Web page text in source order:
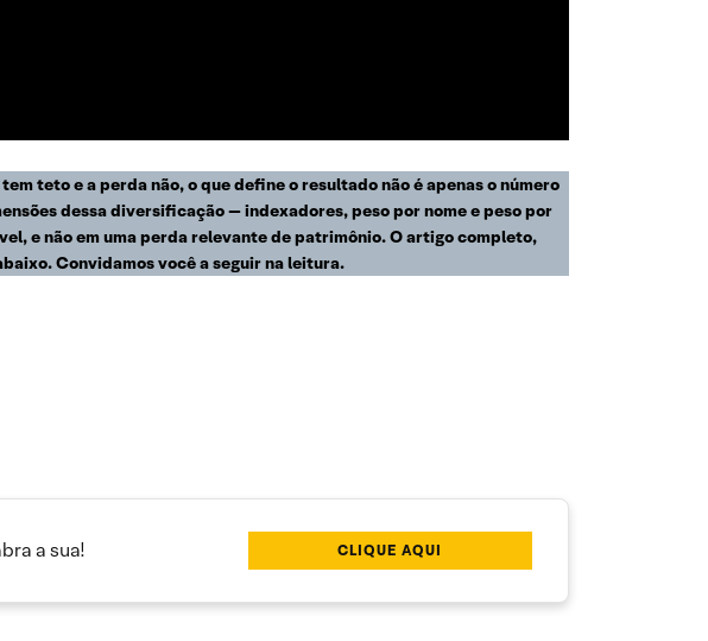
teto e a perda não, o que define o resultado não é apenas o número
dessa diversificação — indexadores, peso por nome e peso por
e não em uma perda relevante de patrimônio. O artigo completo,
Convidamos você a seguir na leitura.
a sua! CLIQUE AQUI